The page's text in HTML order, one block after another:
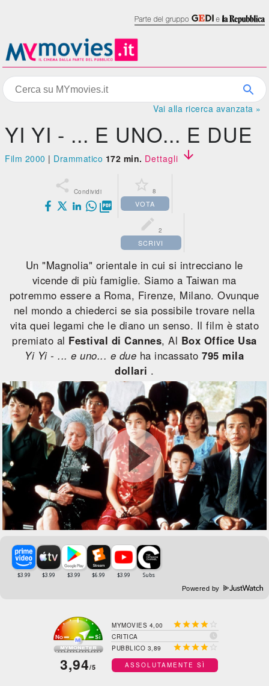
Vai alla ricerca avanzata »
YI YI - ... E UNO... E DUE
Film 2000 | Drammatico 172 min. Dettagli 
 Condividi

 8
VOTA
 2
SCRIVI
Un "Magnolia" orientale in cui si intrecciano le
vicende di più famiglie. Siamo a Taiwan ma
potremmo essere a Roma, Firenze, Milano. Ovunque
nel mondo a chiederci se sia possibile trovare nella
vita quei legami che le diano un senso. Il film è stato
premiato al Festival di Cannes, Al Box Office Usa
Yi Yi - ... e uno... e due ha incassato795 mila
dollari .
Powered by
3,94/5
MYMOVIES 4,00  
CRITICA 
PUBBLICO 3,89  
ASSOLUTAMENTE SÌ